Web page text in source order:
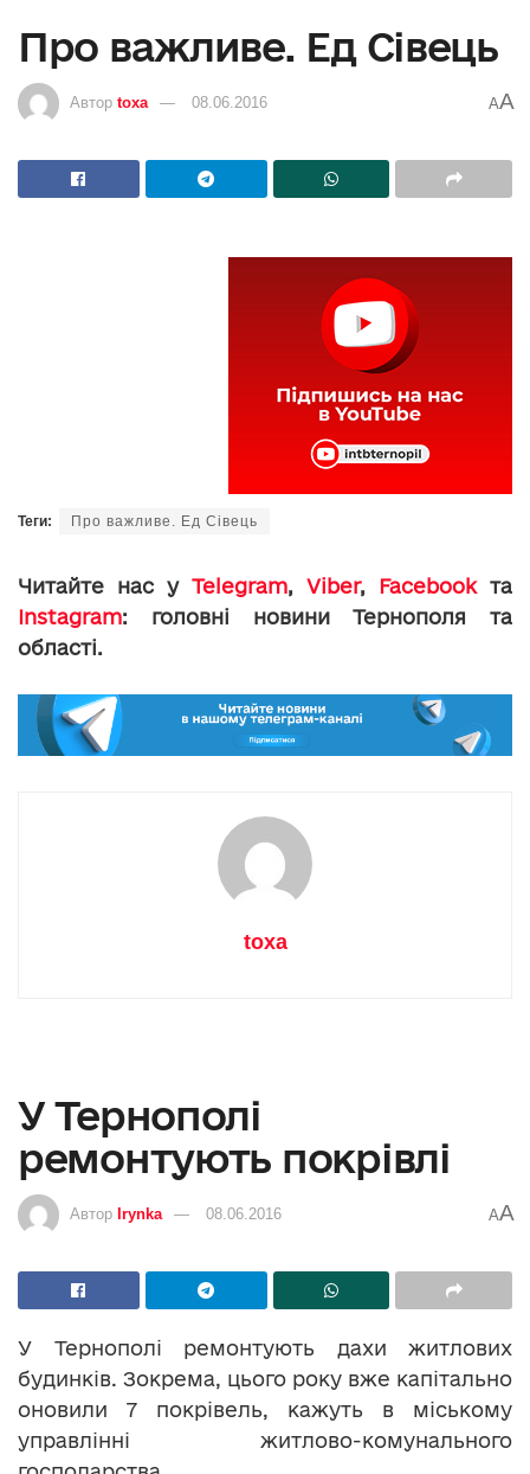
Про важливе. Ед Сівець
Автор toxa 08.06.2016 AA
Теги: Про важливе. Ед Сівець
Читайте нас у Telegram, Viber, Facebookта
Instagram: головні новини Тернополя та
області.
toxa
У Тернополі
ремонтують покрівлі
Автор Irynka 08.06.2016 AA
У Тернополі ремонтують дахи житлових
будинків. Зокрема, цього року вже капітально
оновили 7 покрівель, кажуть в міському
управлінні житлово-комунального